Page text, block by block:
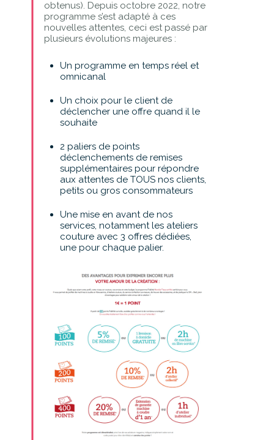
obtenus). Depuis octobre 2022, notre
programme s’est adapté à ces
nouvelles attentes, ceci est passé par
plusieurs évolutions majeures :
Un programme en temps réel et
omnicanal
Un choix pour le client de
déclencher une offre quand il le
souhaite
2 paliers de points
déclenchements de remises
supplémentaires pour répondre
aux attentes de TOUS nos clients,
petits ou gros consommateurs
Une mise en avant de nos
services, notamment les ateliers
couture avec 3 offres dédiées,
une pour chaque palier.